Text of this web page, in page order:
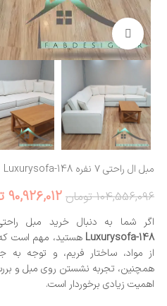
بزرگنمایی تصویر
مبل ال راحتی ۷ نفره Luxurysofa-148
104,556,096 تومان 90,926,012
اگر شما به دنبال خرید مبل
Luxurysofa-148 هستید، مهم است
از مواد، ساختار فریم، و توجه به
همچنین، تجربه نشستن روی مبل و
اهمیت زیادی برخوردار است.